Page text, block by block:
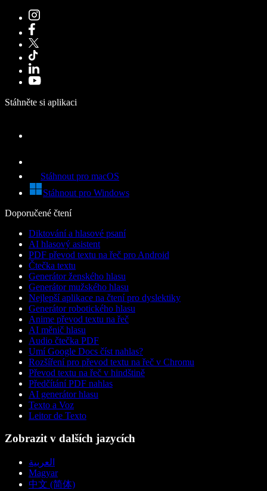
Stáhněte si aplikaci
Stáhnout pro macOS
Stáhnout pro Windows
Doporučené čtení
Diktování a hlasové psaní
AI hlasový asistent
PDF převod textu na řeč pro Android
Čtečka textu
Generátor ženského hlasu
Generátor mužského hlasu
Nejlepší aplikace na čtení pro dyslektiky
Generátor robotického hlasu
Anime převod textu na řeč
AI měnič hlasu
Audio čtečka PDF
Umí Google Docs číst nahlas?
Rozšíření pro převod textu na řeč v Chromu
Převod textu na řeč v hindštině
Předčítání PDF nahlas
AI generátor hlasu
Texto a Voz
Leitor de Texto
Zobrazit v dalších jazycích
العربية
Magyar
中文 (简体)